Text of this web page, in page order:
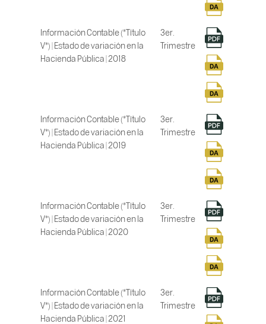
Información Contable (*Título
V*) | Estado de variación en la
Hacienda Pública | 2018
3er.
Trimestre
Información Contable (*Título
V*) | Estado de variación en la
Hacienda Pública | 2019
3er.
Trimestre
Información Contable (*Título
V*) | Estado de variación en la
Hacienda Pública | 2020
3er.
Trimestre
Información Contable (*Título
V*) | Estado de variación en la
Hacienda Pública | 2021
3er.
Trimestre